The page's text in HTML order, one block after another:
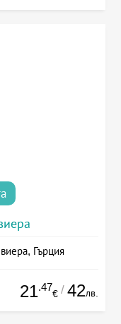
Гърция
21.47
€ / 42лв.